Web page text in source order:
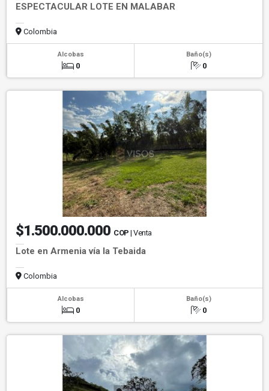
ESPECTACULAR LOTE EN MALABAR
Colombia
Alcobas
0
Baño(s)
0
$1.500.000.000 COP | Venta
Lote en Armenia vía la Tebaida
Colombia
Alcobas
0
Baño(s)
0